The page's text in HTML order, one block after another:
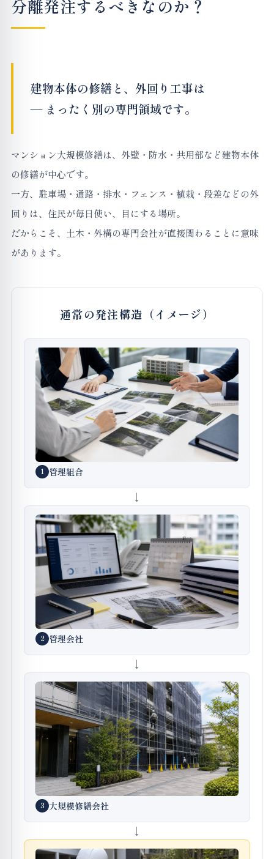
分離発注するべきなのか？
建物本体の修繕と、外回り工事は
— まったく別の専門領域です。
マンション大規模修繕は、外壁・防水・共用部など建物本体
の修繕が中心です。
一方、駐車場・通路・排水・フェンス・植栽・段差などの外
回りは、住民が毎日使い、目にする場所。
だからこそ、土木・外構の専門会社が直接関わることに意味
があります。
通常の発注構造（イメージ）
1 管理組合
2 管理会社
3 大規模修繕会社